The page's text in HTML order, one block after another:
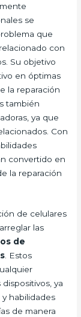
se
que
con
Su objetivo
en óptimas
la reparación
también
ya que
Con
convertido en
la reparación
de celulares
las
de
. Estos
ya
habilidades
de manera